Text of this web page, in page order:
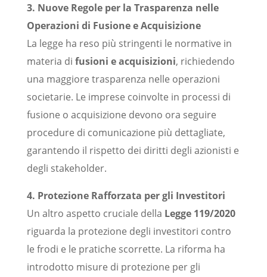
3. Nuove Regole per la Trasparenza nelle
Operazioni di Fusione e Acquisizione
La legge ha reso più stringenti le normative in
materia di fusioni e acquisizioni, richiedendo
una maggiore trasparenza nelle operazioni
societarie. Le imprese coinvolte in processi di
fusione o acquisizione devono ora seguire
procedure di comunicazione più dettagliate,
garantendo il rispetto dei diritti degli azionisti e
degli stakeholder.
4. Protezione Rafforzata per gli Investitori
Un altro aspetto cruciale della Legge 119/2020
riguarda la protezione degli investitori contro
le frodi e le pratiche scorrette. La riforma ha
introdotto misure di protezione per gli